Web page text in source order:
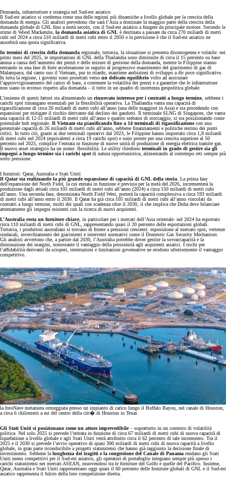
Domanda, infrastrutture e strategia nel Sud-est asiatico
Il Sud-est asiatico si conferma come una delle regioni più dinamiche a livello globale per la crescita della
domanda di energia. Gli analisti prevedono che sarà l’Asia a dominare la maggior parte della crescita della
domanda globale di GNL fino a metà secolo, con il Sud-est asiatico a fungere da principale motore. Secondo le
stime di Wood Mackenzie, la domanda asiatica di GNL è destinata a passare da circa 270 miliardi di metri
cubi nel 2024 a circa 510 miliardi di metri cubi entro il 2050 e la previsione è che il Sud-est asiatico ne
assorbirà una quota significativa.
In termini di crescita della domanda regionale, tuttavia, la situazione si presenta disomogenea e volatile: nei
primi mesi del 2025, le importazioni di GNL della Thailandia sono diminuite di circa il 15 percento su base
annua a causa dell’aumento dei prezzi e delle misure di gestione della domanda, mentre le Filippine stanno
entrando in una fase di forte accelerazione in seguito al progressivo esaurimento del giacimento di gas di
Malampaya; dal canto suo il Vietnam, pur in ritardo, mantiene ambizioni di sviluppo a dir poco significative.
In tutta la regione, i governi sono proiettati verso un delicato equilibrio volto ad assicurare
l’approvvigionamento del carico di base, a contenere la volatilità dei prezzi e a garantire che le infrastrutture
non siano in eccesso rispetto alla domanda – il tutto in un quadro di incertezza geopolitica globale.
L’insieme di questi fattori sta alimentando un rinnovato interesse per i contratti a lungo termine, sebbene i
carichi spot rimangano essenziali per la flessibilità operativa. La Thailandia vanta una capacità di
rigassificazione di circa 26 miliardi di metri cubi all’anno (una delle maggiori in Asia) e sta procedendo con
espansioni per mitigare il rischio derivante dal declino dei gasdotti. Il terminale SLNG di Singapore, che vanta
una capacità di 12-15 miliardi di metri cubi all’anno e quattro serbatoi di stoccaggio, si sta posizionando come
potenziale hub regionale. Il Vietnam sta pianificando fino a 14 terminali di rigassificazionecon una
potenziale capacità di 26 miliardi di metri cubi all’anno, sebbene finanziamenti e politiche restino dei punti
critici. In tutto ciò, grazie ai due terminali operativi dal 2023, le Filippine hanno importato circa 1,8 miliardi
di metri cubi nel 2024 (equivalenti a circa 19 carichi spot) e sono pronte per una crescita superiore al 50
percento nel 2025, complice l’entrata in funzione di nuove unità di produzione di energia elettrica tramite gas.
Il nuovo asset strategico ha un nome: flessibilità. Le utility chiedono terminali in grado di gestire sia gli
impegni a lungo termine sia i carichi spot di natura opportunistica, alimentando al contempo reti sempre più
sotto pressione.
I fornitori: Qatar, Australia e Stati Uniti
Il Qatar sta realizzando la più grande espansione di capacità di GNL della storia . La prima fase
dell'espansione del North Field, la cui entrata in funzione è prevista per la metà del 2026, incrementerà la
produzione dagli attuali circa 105 miliardi di metri cubi all’anno (2024) a circa 150 miliardi di metri cubi
all’anno. Una seconda fase, denominata North Field West, porterà la capacità complessiva a circa 193 miliardi
di metri cubi all’anno entro il 2030. Il Qatar ha già circa 105 miliardi di metri cubi all’anno vincolati da
contratti a lungo termine, molti dei quali con scadenza oltre il 2030, il che implica che Doha deve bilanciare
attentamente gli impegni esistenti con la ricerca di nuovi acquirenti.
L’Australia resta un fornitore chiave, in particolare per i mercati dell’Asia orientale: nel 2024 ha esportato
circa 110 miliardi di metri cubi di GNL, rappresentando quasi il 20 percento delle esportazioni globali.
Tuttavia, i produttori australiani si trovano di fronte a pressioni crescenti: esposizione al mercato spot, vertenze
sindacali, invecchiamento dei giacimenti e interventi normativi come il Domestic Gas Security Mechanism.
Gli analisti avvertono che, a partire dal 2030, l’Australia potrebbe dover gestire la sovraccapacità e la
diminuzione dei margini, nonostante il vantaggio della prossimità agli acquirenti asiatici. I rischi per
l’affidabilità derivanti da scioperi, interruzioni e limitazioni governative ne erodono ulteriormente il vantaggio
competitivo.
la fotoNave metaniera ormeggiata presso un impianto di carico lungo il Buffalo Bayou, nel canale di Houston,
a circa 6 chilometri a est del centro della citt� di Houston in Texas
Gli Stati Uniti si posizionano come un attore imprevedibile– soprattutto in un contesto di volatilità
politica. Nel solo 2025 si prevede l’entrata in funzione di circa 67 miliardi di metri cubi di nuova capacità di
liquefazione a livello globale e agli Stati Uniti verrà attribuito circa il 62 percento di tale incremento. Tra il
2025 e il 2030 si prevede l’avvio operativo di quasi 300 miliardi di metri cubi di nuova capacità a livello
globale, in gran parte riconducibile a progetti statunitensi che hanno già raggiunto la decisione finale di
investimento. Sebbene la lunghezza dei tragitti e la congestione del Canale di Panama rendano gli Stati
Uniti meno competitivi per il Sud-est asiatico, gli operatori di portafoglio integrano sempre più spesso i
carichi statunitensi nei mercati ASEAN, muovendosi tra le forniture del Golfo e quelle del Pacifico. Insieme,
Qatar, Australia e Stati Uniti rappresentano oggi quasi il 60 percento delle forniture globali di GNL e il Sud-est
asiatico rappresenta il fulcro della loro competizione diretta.